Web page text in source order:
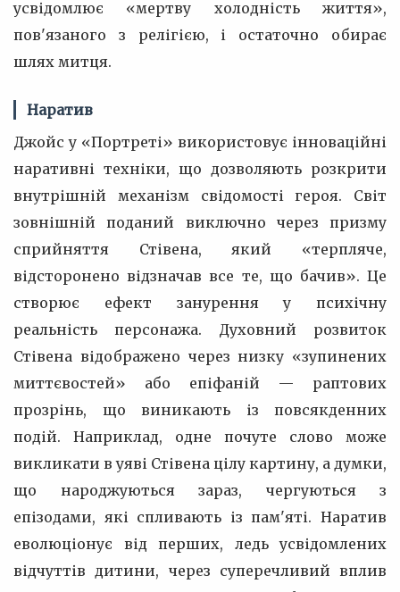
усвідомлює «мертву холодність життя»,
пов'язаного з релігією, і остаточно обирає
шлях митця.
Наратив
Джойс у «Портреті» використовує інноваційні
наративні техніки, що дозволяють розкрити
внутрішній механізм свідомості героя. Світ
зовнішній поданий виключно через призму
сприйняття Стівена, який «терпляче,
відсторонено відзначав все те, що бачив». Це
створює ефект занурення у психічну
реальність персонажа. Духовний розвиток
Стівена відображено через низку «зупинених
миттєвостей» або епіфаній — раптових
прозрінь, що виникають із повсякденних
подій. Наприклад, одне почуте слово може
викликати в уяві Стівена цілу картину, а думки,
що народжуються зараз, чергуються з
епізодами, які спливають із пам'яті. Наратив
еволюціонує від перших, ледь усвідомлених
відчуттів дитини, через суперечливий вплив